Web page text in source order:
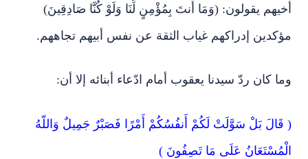
أخيهم يقولون: (وَمَا أَنتَ بِمُؤْمِنٍ لِّنَا وَلَوْ كُنَّا صَادِقِينَ)
مؤكدين إدراكهم غياب الثقة عن نفس أبيهم تجاههم.
وما كان ردّ سيدنا يعقوب أمام ادّعاء أبنائه إلا أن:
( قَالَ بَلْ سَوَّلَتْ لَكُمْ أَنفُسُكُمْ أَمْرًا فَصَبْرٌ جَمِيلٌ وَاللّهُ
الْمُسْتَعَانُ عَلَى مَا تَصِفُونَ )